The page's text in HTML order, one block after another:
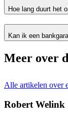
Hoe lang duurt het
Kan ik een
Meer over
Alle artikelen over
Robert Welink